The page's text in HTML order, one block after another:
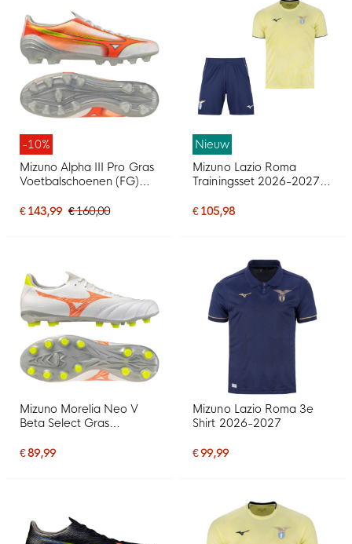
-10%
Mizuno Alpha III Pro Gras
Voetbalschoenen (FG)
€ 143,99 € 160,00
Nieuw
Mizuno Lazio Roma
Trainingsset 2026-2027
Wit
€ 105,98
Mizuno Morelia Neo V
Beta Select Gras
Wit Oranje Limoen
€ 89,99
Mizuno Lazio Roma 3e
Shirt 2026-2027
€ 99,99